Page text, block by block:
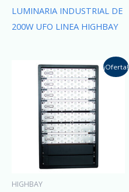
LUMINARIA INDUSTRIAL DE
200W UFO LINEA HIGHBAY
¡Oferta!
HIGHBAY